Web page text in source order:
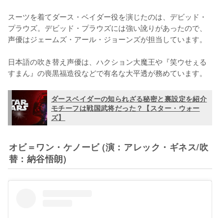
スーツを着てダース・ベイダー役を演じたのは、デビッド・
プラウズ。デビッド・プラウズには強い訛りがあったので、
声優はジェームズ・アール・ジョーンズが担当しています。
日本語の吹き替え声優は、ハクション大魔王や『笑ウせぇる
すまん』の喪黒福造役などで有名な大平透が務めています。
ダースベイダーの知られざる秘密と裏設定を紹介
モチーフは戦国武将だった？【スター・ウォー
ズ】
オビ＝ワン・ケノービ (演：アレック・ギネス/吹
替：納谷悟朗)